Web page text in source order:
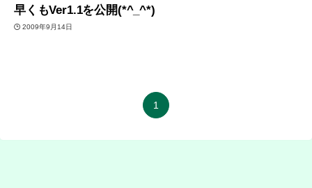
早くもVer1.1を公開(*^_^*)
2009年9月14日
1